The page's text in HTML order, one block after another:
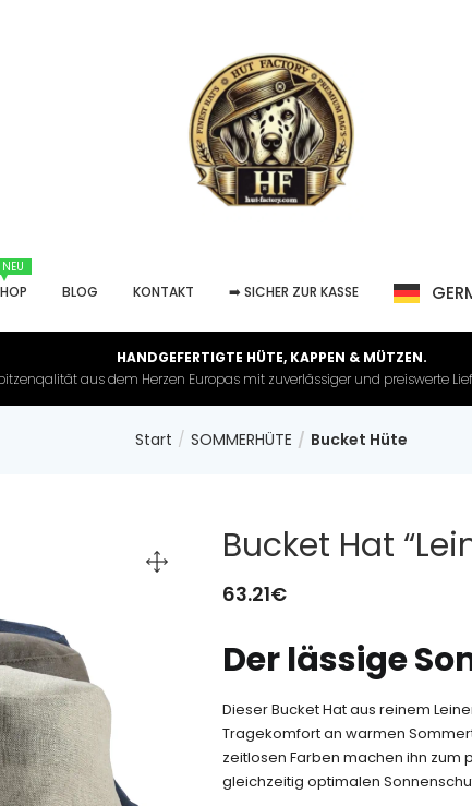
NEU
BLOG KONTAKT ➡️ SICHER ZUR KASSE
HANDGEFERTIGTE HÜTE, KAPPEN & MÜTZEN.
aus dem Herzen Europas mit zuverlässiger und preiswerte
Start SOMMERHÜTE Bucket Hüte
Bucket Hat
63.21€
Der lässige
Dieser Bucket Hat aus reinem
Tragekomfort an warmen
zeitlosen Farben machen ihn zum
gleichzeitig optimalen